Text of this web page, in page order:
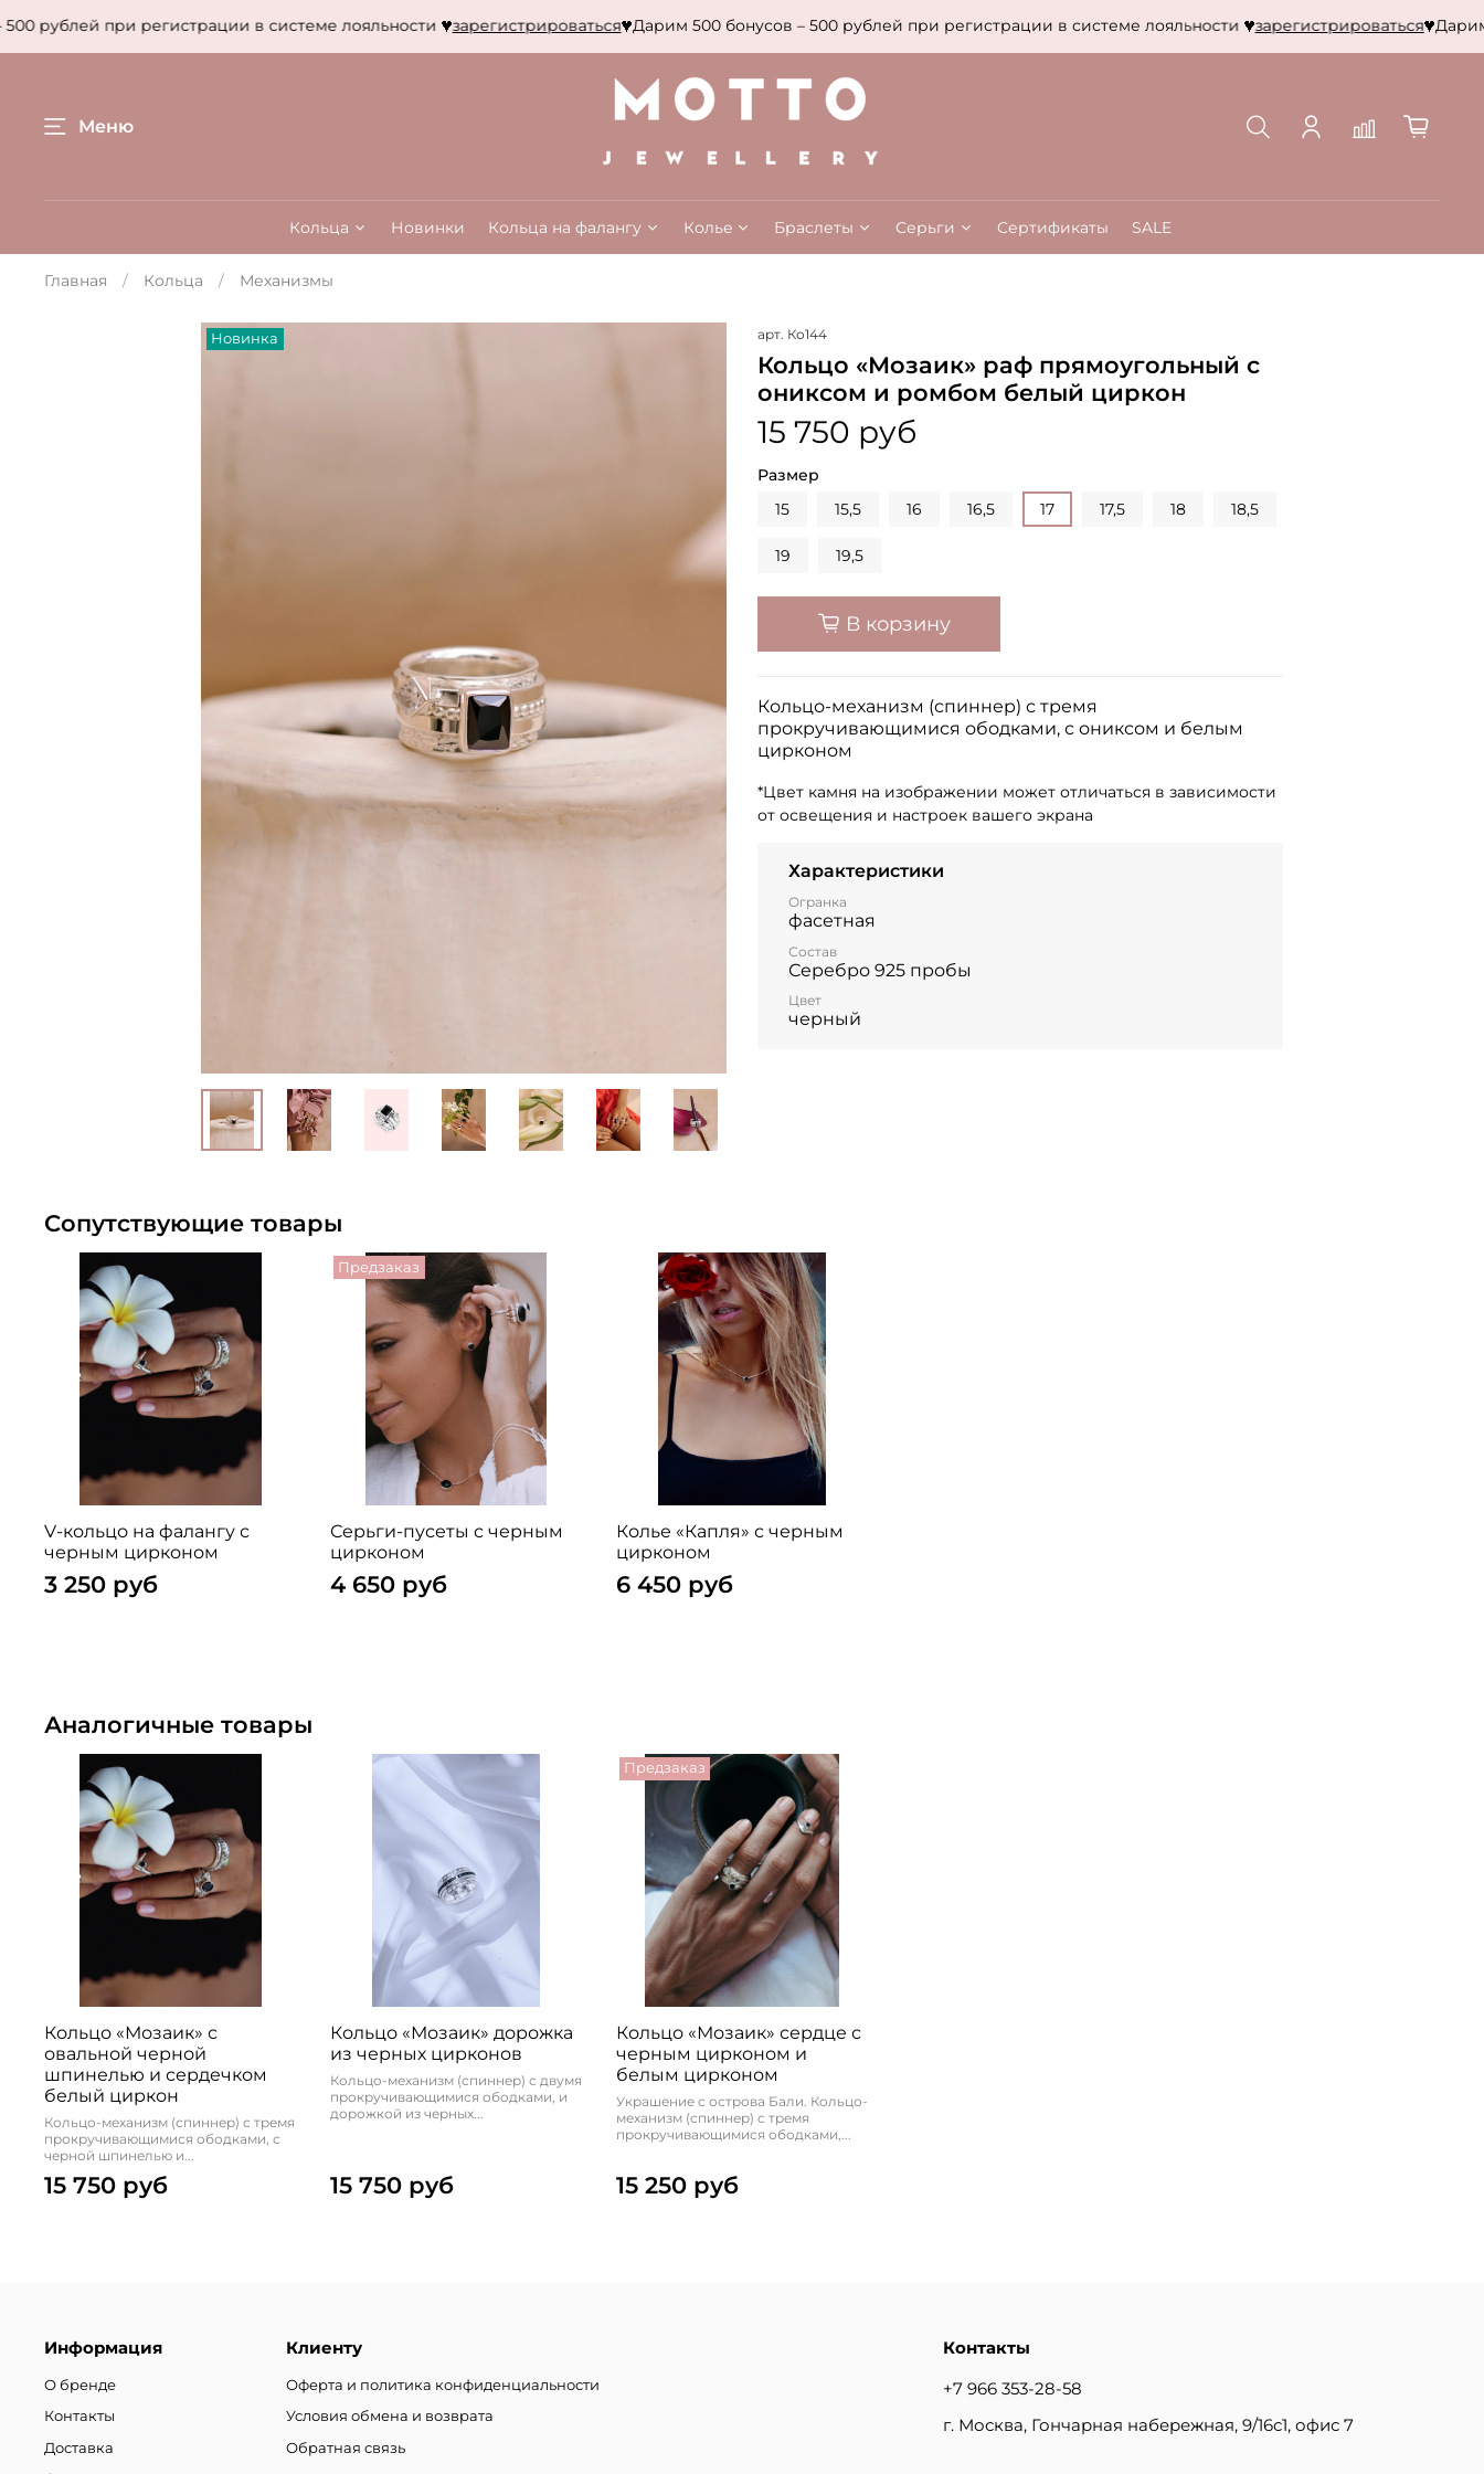
рублей при регистрации в системе лояльности зарегистрироваться Дарим 500 бонусов – 500 рублей при регистрации в системе лояльности зарегистрироваться Дарим
Меню
Кольца Новинки Кольца на фалангу Колье Браслеты Серьги Сертификаты SALE
Главная Кольца Механизмы
Новинка арт. Ко144
Кольцо «Мозаик» раф прямоугольный с
ониксом и ромбом белый циркон
15 750 руб
Размер
15
15,5 16 16,5 17 17,5 18 18,5
19 19,5
В корзину
Кольцо-механизм (спиннер) с тремя
прокручивающимися ободками, с ониксом и белым
цирконом
*Цвет камня на изображении может отличаться в зависимости
от освещения и настроек вашего экрана
Характеристики
Огранка
фасетная
Состав
Серебро 925 пробы
Цвет
черный
Сопутствующие товары
V-кольцо на фалангу с
черным цирконом
3 250 руб
Предзаказ
Серьги-пусеты с черным
цирконом
4 650 руб
Колье «Капля» с черным
цирконом
6 450 руб
Аналогичные товары
Кольцо «Мозаик» с
овальной черной
шпинелью и сердечком
белый циркон
Кольцо-механизм (спиннер) с тремя
прокручивающимися ободками, с
черной шпинелью и...
15 750 руб
Кольцо «Мозаик» дорожка
из черных цирконов
Кольцо-механизм (спиннер) с двумя
прокручивающимися ободками, и
дорожкой из черных...
15 750 руб
Предзаказ
Кольцо «Мозаик» сердце с
черным цирконом и
белым цирконом
Украшение с острова Бали. Кольцо-
механизм (спиннер) с тремя
прокручивающимися ободками,...
15 250 руб
Информация
О бренде
Контакты
Доставка
Клиенту
Оферта и политика конфиденциальности
Условия обмена и возврата
Обратная связь
Контакты
+7 966 353-28-58
г. Москва, Гончарная набережная, 9/16с1, офис 7